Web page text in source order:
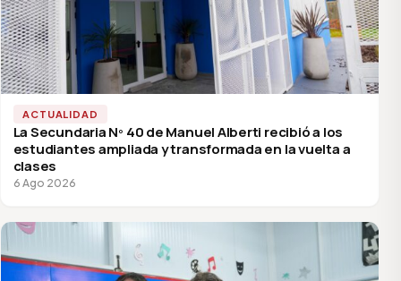
ACTUALIDAD
La Secundaria Nº 40 de Manuel Alberti recibió a los
estudiantes ampliada y transformada en la vuelta a
clases
6 Ago 2026